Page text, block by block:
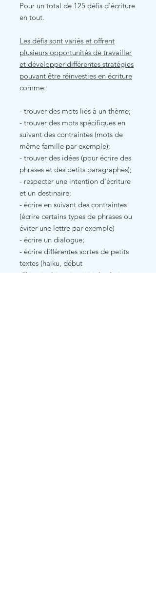
Pour un total de 125 défis d'écriture
en tout.
Les défis sont variés et offrent
plusieurs opportunités de travailler
et développer différentes stratégies
pouvant être réinvesties en écriture
comme:
- trouver des mots liés à un thème;
- trouver des mots spécifiques en
suivant des contraintes (mots de
même famille par exemple);
- trouver des idées (pour écrire des
phrases et des petits paragraphes);
- respecter une intention d'écriture
et un destinaire;
- écrire en suivant des contraintes
(écrire certains types de phrases ou
éviter une lettre par exemple)
- écrire un dialogue;
- écrire différentes sortes de petits
textes (haiku, début
d'histoire/situation initiale, écrire